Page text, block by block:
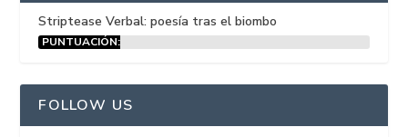
Striptease Verbal: poesía tras el biombo
PUNTUACIÓN:
FOLLOW US